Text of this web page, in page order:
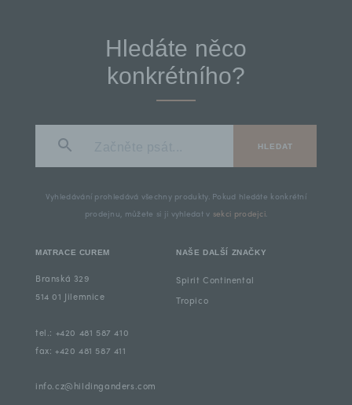
Hledáte něco
konkrétního?
HLEDAT
Vyhledávání prohledává všechny produkty. Pokud hledáte konkrétní
prodejnu, můžete si ji vyhledat v sekci prodejci
MATRACE CUREM
Branská 329
514 01 Jilemnice
tel.: +420 481 587 410
fax: +420 481 587 411
info.cz@hildinganders.com
NAŠE DALŠÍ ZNAČKY
Spirit Continental
Tropico